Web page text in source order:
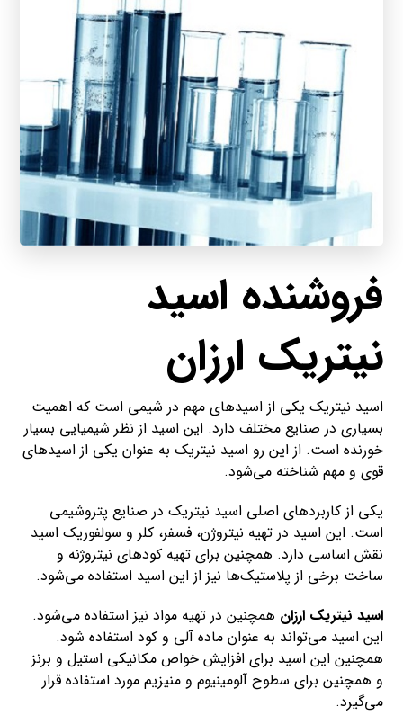
فروشنده اسید
نیتریک ارزان
اسید نیتریک یکی از اسید‌های مهم در شیمی است که اهمیت
بسیاری در صنایع مختلف دارد. این اسید از نظر شیمیایی بسیار
خورنده است. از این رو اسید نیتریک به عنوان یکی از اسید‌های
قوی و مهم شناخته می‌شود.
یکی از کاربردهای اصلی اسید نیتریک در صنایع پتروشیمی
است. این اسید در تهیه نیتروژن، فسفر، کلر و سولفوریک اسید
نقش اساسی دارد. همچنین برای تهیه کودهای نیتروژنه و
ساخت برخی از پلاستیک‌ها نیز از این اسید استفاده می‌شود.
اسید نیتریک ارزان همچنین در تهیه مواد نیز استفاده می‌شود.
این اسید می‌تواند به عنوان ماده آلی و کود استفاده شود.
همچنین این اسید برای افزایش خواص مکانیکی استیل و برنز
و همچنین برای سطوح آلومینیوم و منیزیم مورد استفاده قرار
می‌گیرد.